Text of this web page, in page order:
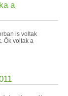
a
is voltak
Ők voltak a